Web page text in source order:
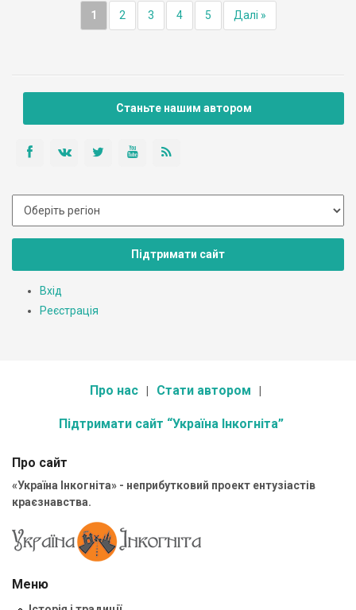
1 2 3 4 5 Далі »
Станьте нашим автором
Підтримати сайт
Вхід
Реєстрація
Про нас Стати автором
Підтримати сайт “Україна Інкогніта”
Про сайт
«Україна Інкогніта» - неприбутковий проект ентузіастів
краєзнавства.
Меню